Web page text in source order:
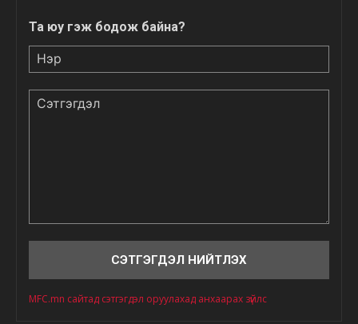
Та юу гэж бодож байна?
MFC.mn сайтад сэтгэгдэл оруулахад анхаарах зүйлс